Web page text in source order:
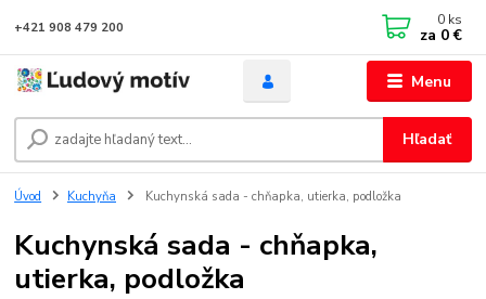
Menu
Hľadať
+421 908 479 200 0 ks
za 0 €
Úvod Kuchyňa Kuchynská sada - chňapka, utierka, podložka
Kuchynská sada - chňapka,
utierka, podložka